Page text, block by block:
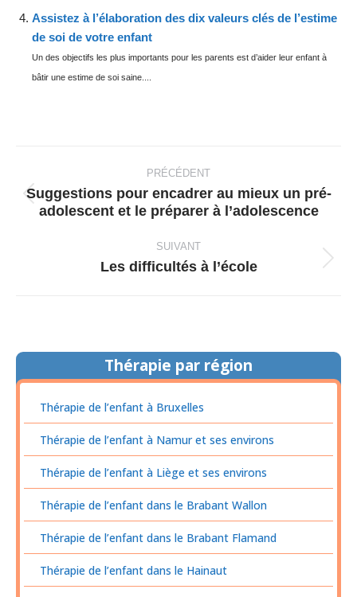
Assistez à l’élaboration des dix valeurs clés de l’estime
de soi de votre enfant
Un des objectifs les plus importants pour les parents est d’aider leur enfant à
bâtir une estime de soi saine....
PRÉCÉDENT
Article
précédent
:
Suggestions pour encadrer au mieux un pré-
adolescent et le préparer à l’adolescence
SUIVANT
Article
Les difficultés à l’école
Thérapie par région
Thérapie de l’enfant à Bruxelles
Thérapie de l’enfant à Namur et ses environs
Thérapie de l’enfant à Liège et ses environs
Thérapie de l’enfant dans le Brabant Wallon
Thérapie de l’enfant dans le Brabant Flamand
Thérapie de l’enfant dans le Hainaut